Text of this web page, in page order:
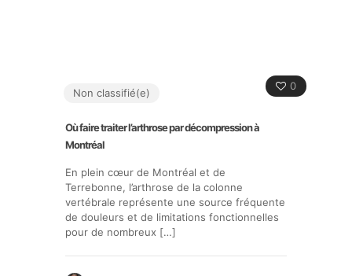
0
Non classifié(e)
Où faire traiter l’arthrose par décompression à
Montréal
En plein cœur de Montréal et de
Terrebonne, l’arthrose de la colonne
vertébrale représente une source fréquente
de douleurs et de limitations fonctionnelles
pour de nombreux […]